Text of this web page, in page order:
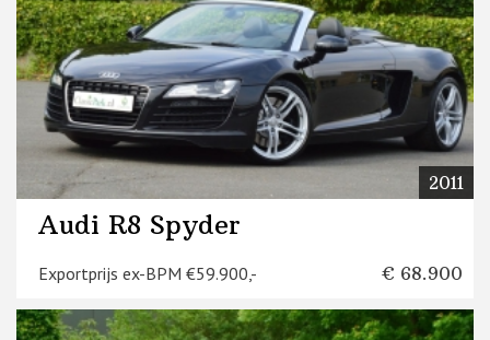
2011
Audi R8 Spyder
Exportprijs ex-BPM €59.900,- € 68.900